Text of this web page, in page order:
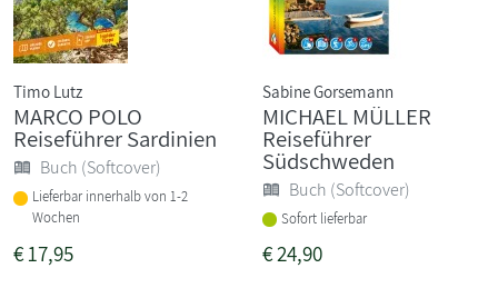
Timo Lutz
MARCO POLO
Reiseführer Sardinien
Buch (Softcover)
Lieferbar innerhalb von 1-2
Wochen
€17,95
Sabine Gorsemann
MICHAEL MÜLLER
Reiseführer
Südschweden
Buch (Softcover)
Sofort lieferbar
€24,90